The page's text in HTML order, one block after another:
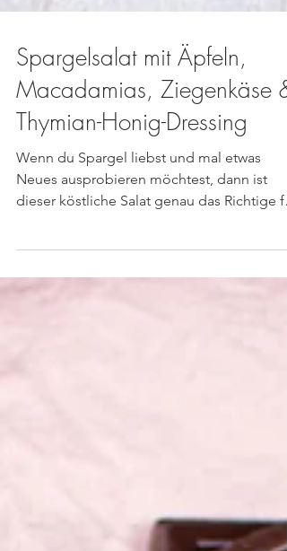
Spargelsalat mit Äpfeln,
Macadamias, Ziegenkäse &
Thymian-Honig-Dressing
Wenn du Spargel liebst und mal etwas
dieser köstliche Salat genau das Richtige